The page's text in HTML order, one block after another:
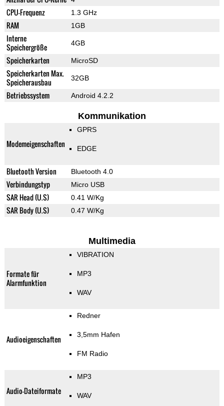
CPU-Frequenz 1.3 GHz
RAM 1GB
Interne
Speichergröße
4GB
Speicherkarten MicroSD
Speicherkarten Max.
Speicherausbau
32GB
Betriebssystem Android 4.2.2
Kommunikation
Modemeigenschaften
GPRS
EDGE
Bluetooth Version Bluetooth 4.0
Verbindungstyp Micro USB
SAR Head (U.S) 0.41 W/Kg
SAR Body (U.S) 0.47 W/Kg
Multimedia
Formate für
Alarmfunktion
VIBRATION
MP3
WAV
Audioeigenschaften
Redner
3,5mm Hafen
FM Radio
Audio-Dateiformate
MP3
WAV